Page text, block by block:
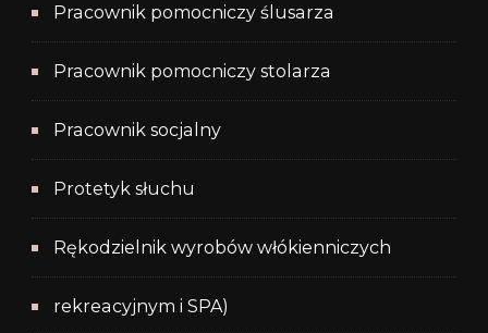
Pracownik pomocniczy ślusarza
Pracownik pomocniczy stolarza
Pracownik socjalny
Protetyk słuchu
Rękodzielnik wyrobów włókienniczych
rekreacyjnym i SPA)